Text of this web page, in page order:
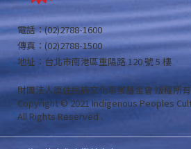
電話：(02)2788-1600
傳真：(02)2788-1500
地址：台北市南港區重陽路 120 號 5 樓
財團法人原住民族文化事業基金會 版權所有
Copyright © 2021 Indigenous Peoples
All Rights Reserved .